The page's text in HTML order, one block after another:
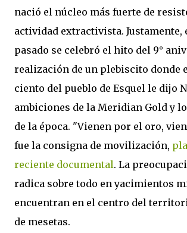
nació el núcleo más fuerte de
actividad extractivista. Justamente,
pasado se celebró el hito del 9°
realización de un plebiscito donde
ciento del pueblo de Esquel le dijo
ambiciones de la Meridian Gold y
de la época. "Vienen por el oro,
fue la consigna de movilización,
reciente documental. La
radica sobre todo en yacimientos
encuentran en el centro del
de mesetas.